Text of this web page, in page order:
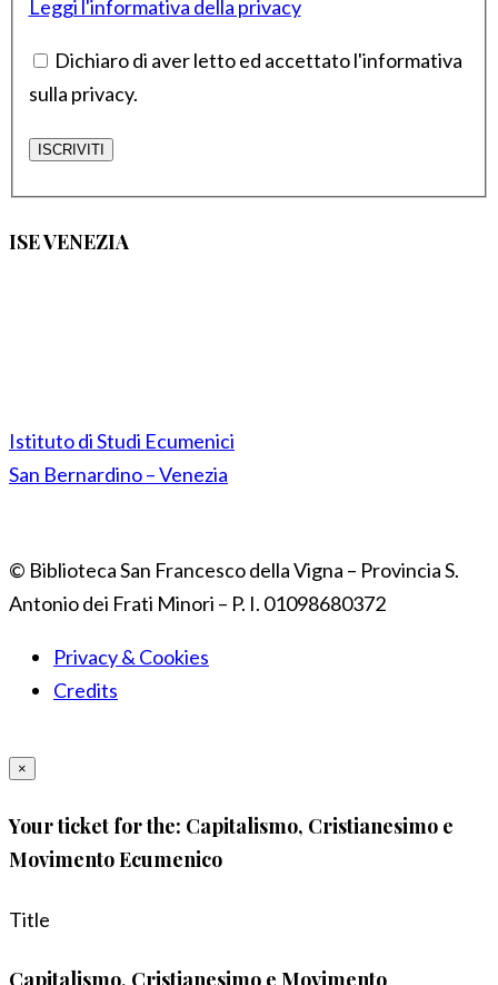
Leggi l'informativa della privacy
Dichiaro di aver letto ed accettato l'informativa
sulla privacy.
ISE VENEZIA
Istituto di Studi Ecumenici
San Bernardino – Venezia
© Biblioteca San Francesco della Vigna – Provincia S.
Antonio dei Frati Minori – P. I. 01098680372
Privacy & Cookies
Credits
×
Your ticket for the: Capitalismo, Cristianesimo e
Movimento Ecumenico
Title
Capitalismo, Cristianesimo e Movimento